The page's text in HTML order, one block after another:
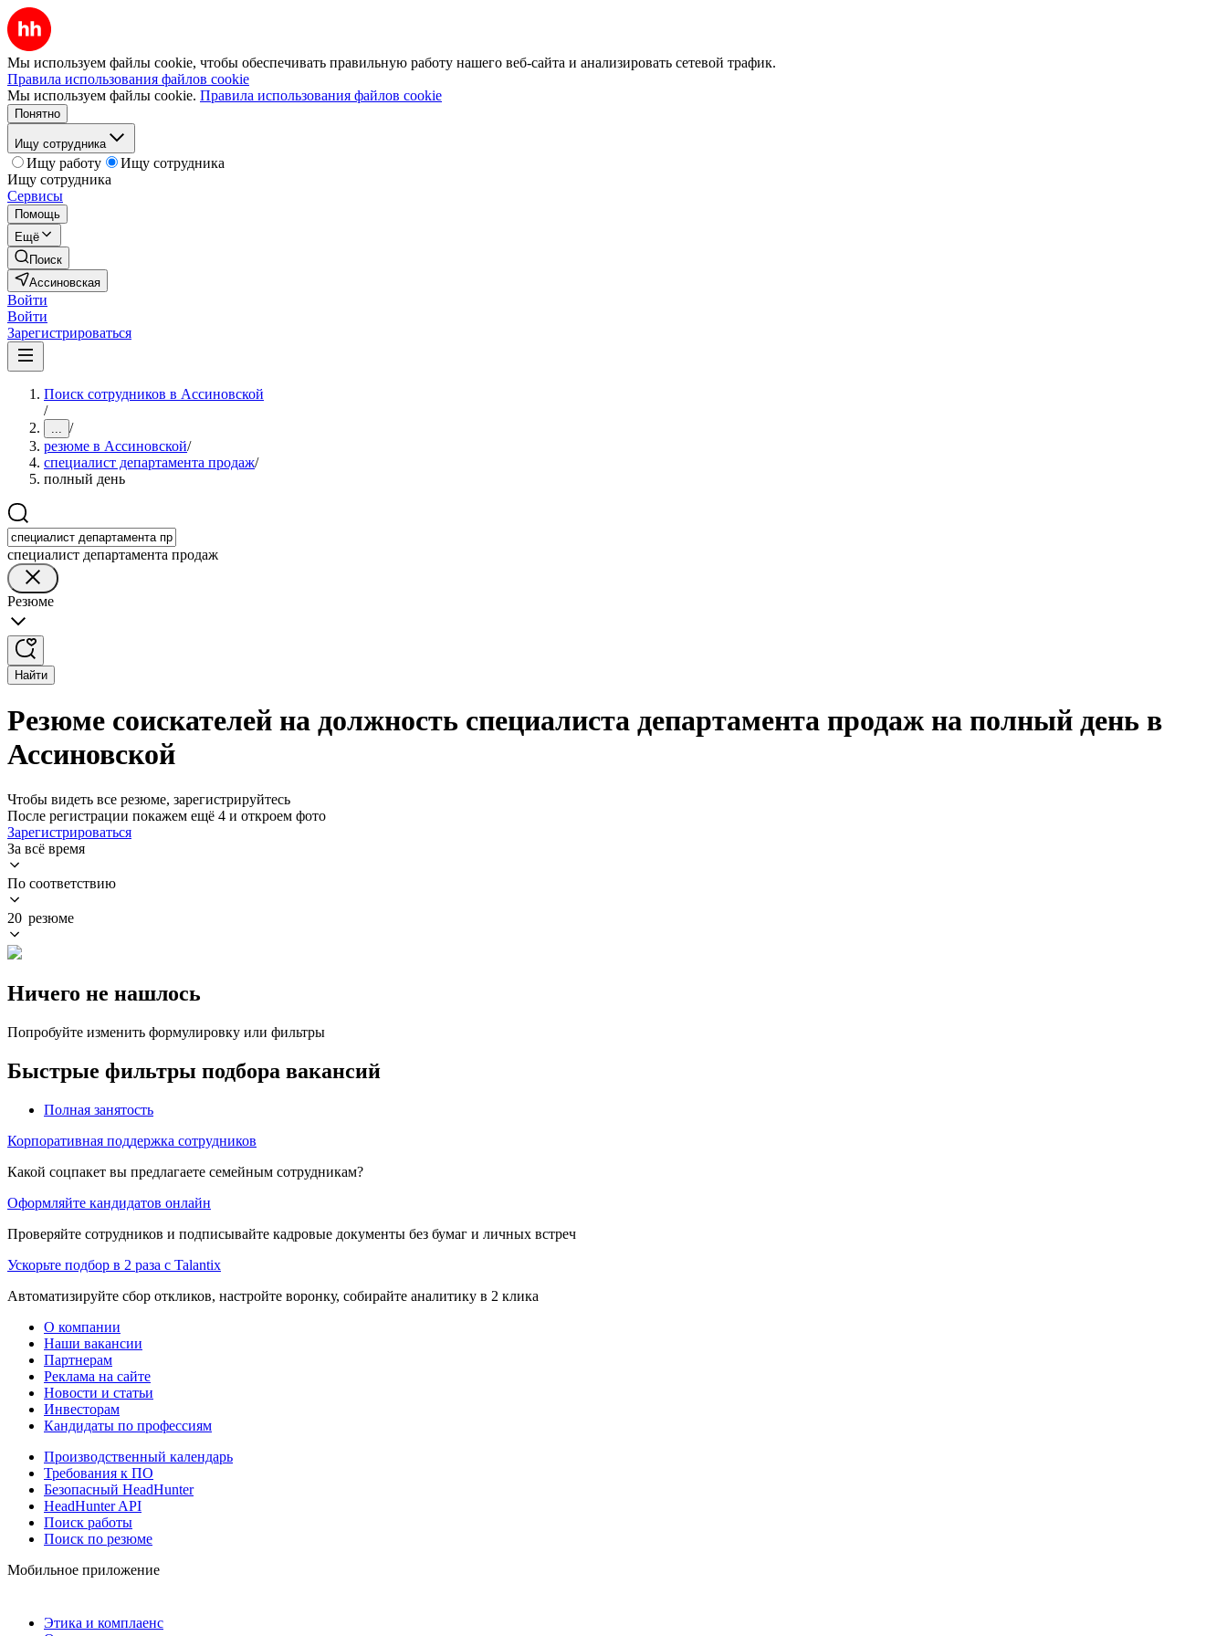
Мы используем файлы cookie, чтобы обеспечивать правильную работу нашего веб-сайта и анализировать сетевой трафик.
Правила использования файлов cookie
Мы используем файлы cookie. Правила использования файлов cookie
Понятно
Ищу сотрудника
Ищу работу
Ищу сотрудника
Ищу сотрудника
Сервисы
Помощь
Ещё
Поиск
Ассиновская
Войти
Войти
Зарегистрироваться
Поиск сотрудников в Ассиновской
/
... /
резюме в Ассиновской/
специалист департамента продаж/
полный день
специалист департамента продаж
Резюме
Найти
Резюме соискателей на должность специалиста департамента продаж на полный день в
Ассиновской
Чтобы видеть все резюме, зарегистрируйтесь
После регистрации покажем ещё 4 и откроем фото
Зарегистрироваться
За всё время
По соответствию
20 резюме
Ничего не нашлось
Попробуйте изменить формулировку или фильтры
Быстрые фильтры подбора вакансий
Полная занятость
Корпоративная поддержка сотрудников
Какой соцпакет вы предлагаете семейным сотрудникам?
Оформляйте кандидатов онлайн
Проверяйте сотрудников и подписывайте кадровые документы без бумаг и личных встреч
Ускорьте подбор в 2 раза с Talantix
Автоматизируйте сбор откликов, настройте воронку, собирайте аналитику в 2 клика
О компании
Наши вакансии
Партнерам
Реклама на сайте
Новости и статьи
Инвесторам
Кандидаты по профессиям
Производственный календарь
Требования к ПО
Безопасный HeadHunter
HeadHunter API
Поиск работы
Поиск по резюме
Мобильное приложение
Этика и комплаенс